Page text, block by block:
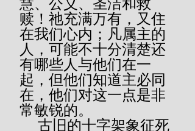
赎！祂充满万有，又住
在我们心内；凡属主的
人，可能不十分清楚还
有哪些人与他们在一
起，但他们知道主必同
在，他们对这一点是非
常敏锐的。